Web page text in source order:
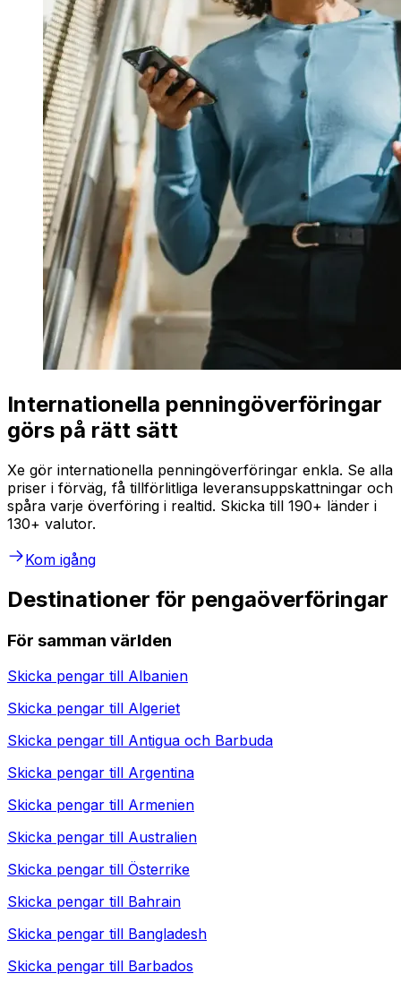
Internationella penningöverföringar
görs på rätt sätt
Xe gör internationella penningöverföringar enkla. Se alla
priser i förväg, få tillförlitliga leveransuppskattningar och
spåra varje överföring i realtid. Skicka till 190+ länder i
130+ valutor.
Kom igång
Destinationer för pengaöverföringar
För samman världen
Skicka pengar till Albanien
Skicka pengar till Algeriet
Skicka pengar till Antigua och Barbuda
Skicka pengar till Argentina
Skicka pengar till Armenien
Skicka pengar till Australien
Skicka pengar till Österrike
Skicka pengar till Bahrain
Skicka pengar till Bangladesh
Skicka pengar till Barbados